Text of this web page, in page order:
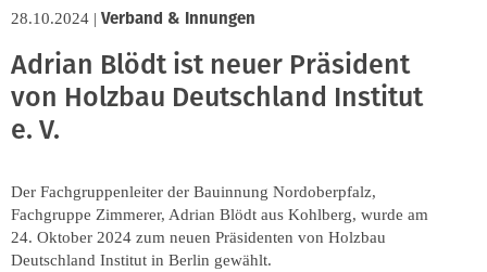
28.10.2024 | Verband & Innungen
Adrian Blödt ist neuer Präsident
von Holzbau Deutschland Institut
e. V.
Der Fachgruppenleiter der Bauinnung Nordoberpfalz,
Fachgruppe Zimmerer, Adrian Blödt aus Kohlberg, wurde am
24. Oktober 2024 zum neuen Präsidenten von Holzbau
Deutschland Institut in Berlin gewählt.